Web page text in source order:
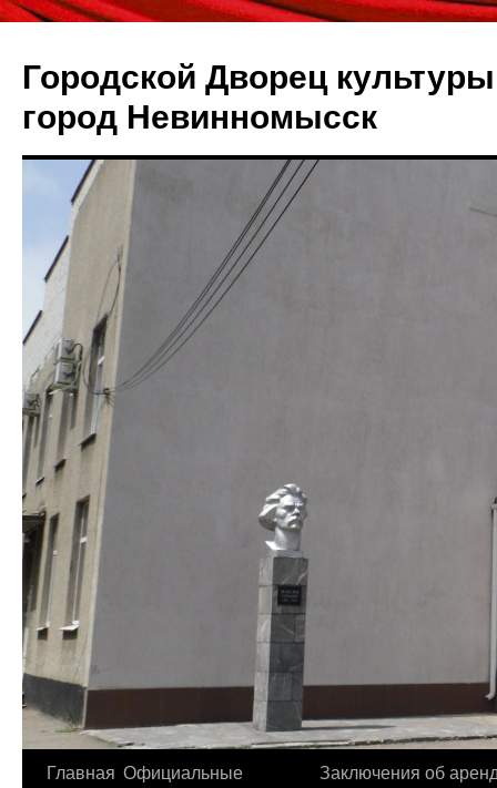
Городской Дворец
город Невинномысск
Перейти
Главная Официальные
Заключения об